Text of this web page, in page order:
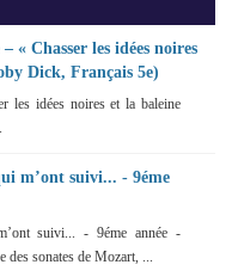
« Chasser les idées noires
Dick, Français 5e)
les idées noires et la baleine
m’ont suivi... - 9éme
suivi... - 9éme année -
sonates de Mozart, ...